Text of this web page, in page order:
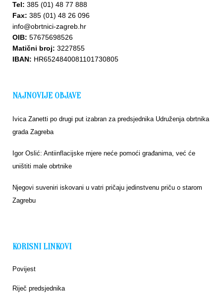
Tel: 385 (01) 48 77 888
Fax: 385 (01) 48 26 096
info@obrtnici-zagreb.hr
OIB: 57675698526
Matični broj: 3227855
IBAN: HR6524840081101730805
NAJNOVIJE OBJAVE
Ivica Zanetti po drugi put izabran za predsjednika Udruženja obrtnika
grada Zagreba
Igor Oslić: Antiinflacijske mjere neće pomoći građanima, već će
uništiti male obrtnike
Njegovi suveniri iskovani u vatri pričaju jedinstvenu priču o starom
Zagrebu
KORISNI LINKOVI
Povijest
Riječ predsjednika